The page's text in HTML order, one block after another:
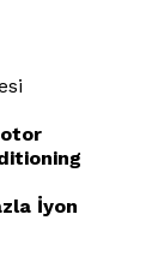
İyon